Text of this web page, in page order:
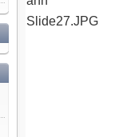
Slide27.JPG